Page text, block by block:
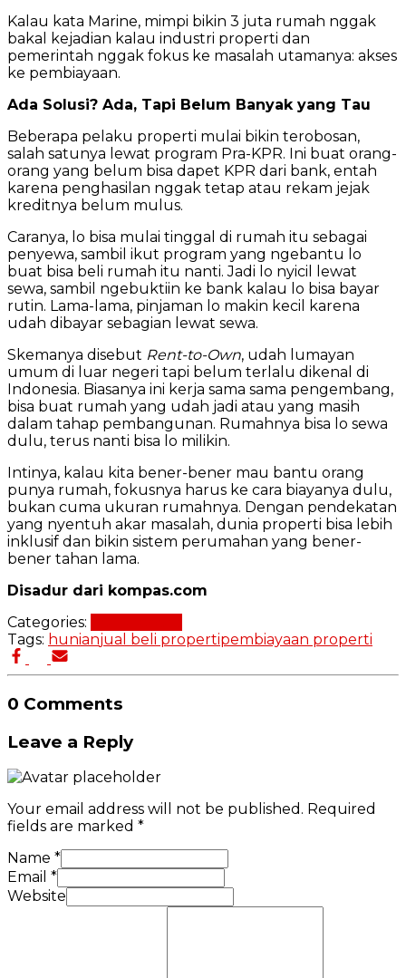
Kalau kata Marine, mimpi bikin 3 juta rumah nggak
bakal kejadian kalau industri properti dan
pemerintah nggak fokus ke masalah utamanya: akses
ke pembiayaan.
Ada Solusi? Ada, Tapi Belum Banyak yang Tau
Beberapa pelaku properti mulai bikin terobosan,
salah satunya lewat program Pra-KPR. Ini buat orang-
orang yang belum bisa dapet KPR dari bank, entah
karena penghasilan nggak tetap atau rekam jejak
kreditnya belum mulus.
Caranya, lo bisa mulai tinggal di rumah itu sebagai
penyewa, sambil ikut program yang ngebantu lo
buat bisa beli rumah itu nanti. Jadi lo nyicil lewat
sewa, sambil ngebuktiin ke bank kalau lo bisa bayar
rutin. Lama-lama, pinjaman lo makin kecil karena
udah dibayar sebagian lewat sewa.
Skemanya disebut Rent-to-Own, udah lumayan
umum di luar negeri tapi belum terlalu dikenal di
Indonesia. Biasanya ini kerja sama sama pengembang,
bisa buat rumah yang udah jadi atau yang masih
dalam tahap pembangunan. Rumahnya bisa lo sewa
dulu, terus nanti bisa lo milikin.
Intinya, kalau kita bener-bener mau bantu orang
punya rumah, fokusnya harus ke cara biayanya dulu,
bukan cuma ukuran rumahnya. Dengan pendekatan
yang nyentuh akar masalah, dunia properti bisa lebih
inklusif dan bikin sistem perumahan yang bener-
bener tahan lama.
Disadur dari kompas.com
Categories:
Tags: hunianjual beli propertipembiayaan properti
0 Comments
Leave a Reply
Your email address will not be published. Required
fields are marked *
Name *
Email *
Website